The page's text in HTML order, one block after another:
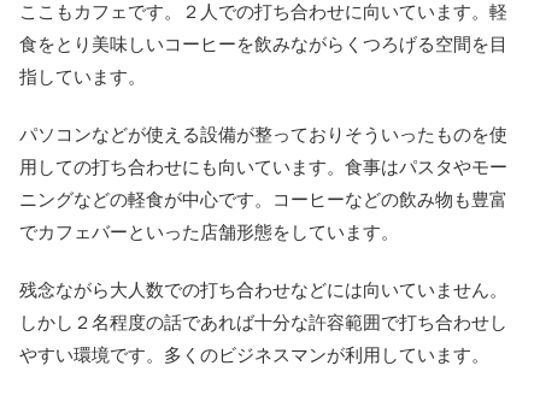
ここもカフェです。２人での打ち合わせに向いています。軽
食をとり美味しいコーヒーを飲みながらくつろげる空間を目
指しています。
パソコンなどが使える設備が整っておりそういったものを使
用しての打ち合わせにも向いています。食事はパスタやモー
ニングなどの軽食が中心です。コーヒーなどの飲み物も豊富
でカフェバーといった店舗形態をしています。
残念ながら大人数での打ち合わせなどには向いていません。
しかし２名程度の話であれば十分な許容範囲で打ち合わせし
やすい環境です。多くのビジネスマンが利用しています。